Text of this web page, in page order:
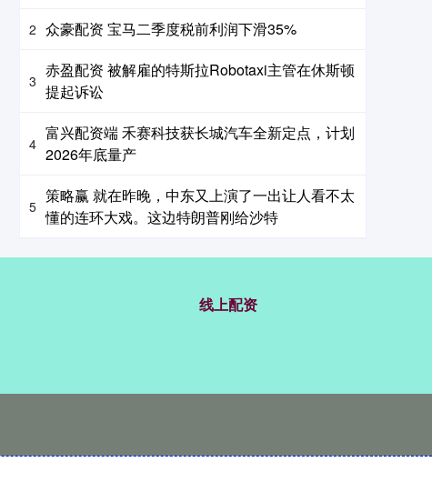
2 众豪配资 宝马二季度税前利润下滑35%
3
赤盈配资 被解雇的特斯拉Robotaxi主管在休斯顿
提起诉讼
4
富兴配资端 禾赛科技获长城汽车全新定点，计划
2026年底量产
5
策略赢 就在昨晚，中东又上演了一出让人看不太
懂的连环大戏。这边特朗普刚给沙特
线上配资